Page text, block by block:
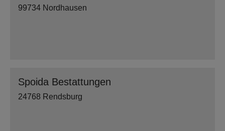
99734 Nordhausen
Spoida Bestattungen
24768 Rendsburg